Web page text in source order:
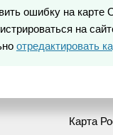
ошибку на карте
на
отредактировать
Карта